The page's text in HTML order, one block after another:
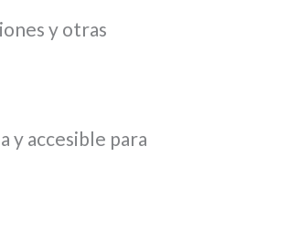
y otras
y accesible para